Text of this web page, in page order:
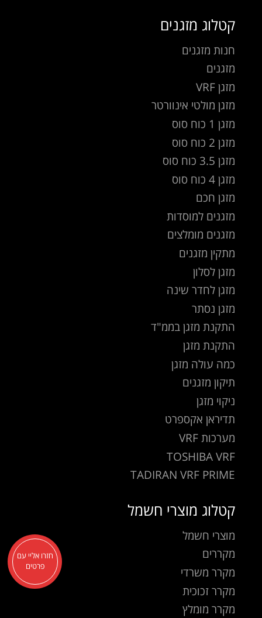
קטלוג מזגנים
חנות מזגנים
מזגנים
מזגן VRF
מזגן מולטי אינוורטר
מזגן 1 כוח סוס
מזגן 2 כוח סוס
מזגן 3.5 כוח סוס
מזגן 4 כוח סוס
מזגן חכם
מזגנים למוסדות
מזגנים מומלצים
מתקין מזגנים
מזגן לסלון
מזגן לחדר שינה
מזגן נסתר
התקנת מזגן בממ"ד
התקנת מזגן
כמה עולה מזגן
תיקון מזגנים
ניקוי מזגן
תדיראן אקספרט
מערכות VRF
TOSHIBA VRF
TADIRAN VRF PRIME
קטלוג מוצרי חשמל
מוצרי חשמל
מקררים
מקרר משרדי
מקרר זכוכית
מקרר מומלץ
חזרו אליי עם
פרטים